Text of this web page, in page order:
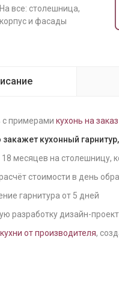
На все: столешница,
корпус и фасады
с примерами кухонь на заказ
кухонный
18 месяцев на столешницу,
стоимости в день
гарнитура от 5 дней
разработку дизайн-
кухни от производителя,